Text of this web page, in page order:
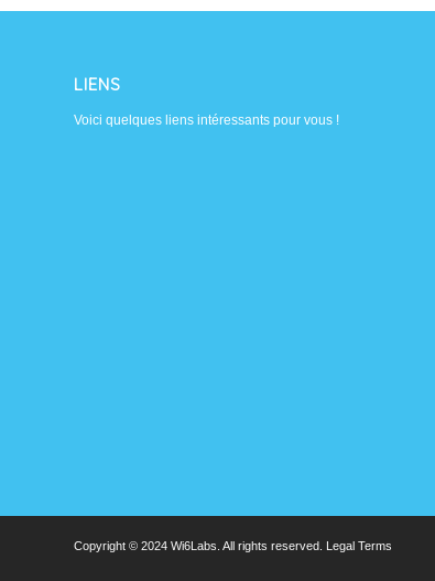
LIENS
Voici quelques liens intéressants pour vous !
Copyright © 2024 Wi6Labs. All rights reserved. Legal Terms